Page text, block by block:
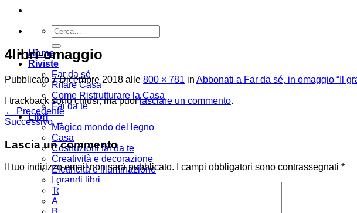
Cerca:
Home
Riviste
Far da sé
Rifare Casa
Come Ristrutturare la Casa
Fai da te
Libri
Magico mondo del legno
Casa
Costruzioni fai da te
Creatività e decorazione
Elettricità e illuminazione
I grandi libri
Tecniche
Arredare
4libri-omaggio
Pubblicato 7 Dicembre 2018 alle 800 × 781 in Abbonati a Far da sé, in omaggio “Il
I trackback sono chiusi, ma puoilasciare un commento.
← Precedente
Successivo →
Lascia un commento
Il tuo indirizzo email non sarà pubblicato. I campi obbligatori sono contrassegnati *